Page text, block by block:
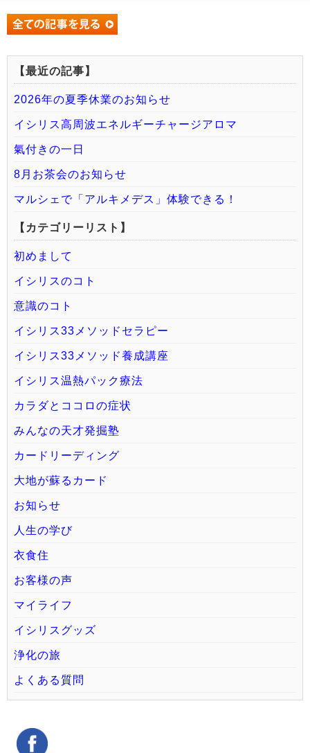
【最近の記事】
2026年の夏季休業のお知らせ
イシリス高周波エネルギーチャージアロマ
氣付きの一日
8月お茶会のお知らせ
マルシェで「アルキメデス」体験できる！
【カテゴリーリスト】
初めまして
イシリスのコト
意識のコト
イシリス33メソッドセラピー
イシリス33メソッド養成講座
イシリス温熱パック療法
カラダとココロの症状
みんなの天才発掘塾
カードリーディング
大地が蘇るカード
お知らせ
人生の学び
衣食住
お客様の声
マイライフ
イシリスグッズ
浄化の旅
よくある質問